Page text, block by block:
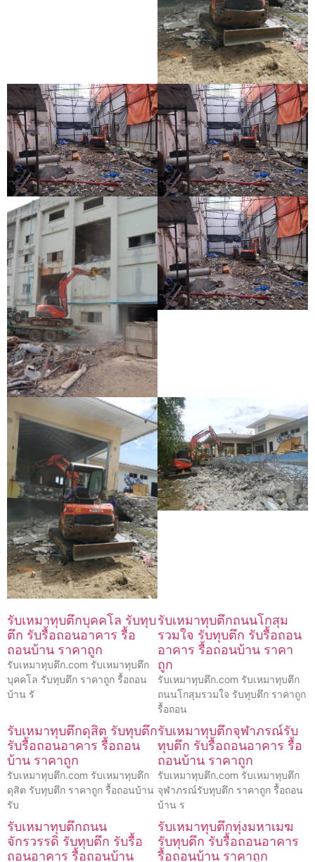
รับเหมาทุบตึกบุคคโล รับทุบ
ตึก รับรื้อถอนอาคาร รื้อ
ถอนบ้าน ราคาถูก
รับเหมาทุบตึก.com รับเหมาทุบตึก
บุคคโล รับทุบตึก ราคาถูก รื้อถอน
บ้าน รั
รับเหมาทุบตึกถนนโกสุม
รวมใจ รับทุบตึก รับรื้อถอน
อาคาร รื้อถอนบ้าน ราคา
ถูก
รับเหมาทุบตึก.com รับเหมาทุบตึก
ถนนโกสุมรวมใจ รับทุบตึก ราคาถูก
รื้อถอน
รับเหมาทุบตึกดุสิต รับทุบตึก
รับรื้อถอนอาคาร รื้อถอน
บ้าน ราคาถูก
รับเหมาทุบตึก.com รับเหมาทุบตึก
ดุสิต รับทุบตึก ราคาถูก รื้อถอนบ้าน
รับ
รับเหมาทุบตึกจุฬาภรณ์รับ
ทุบตึก รับรื้อถอนอาคาร รื้อ
ถอนบ้าน ราคาถูก
รับเหมาทุบตึก.com รับเหมาทุบตึก
จุฬาภรณ์รับทุบตึก ราคาถูก รื้อถอน
บ้าน ร
รับเหมาทุบตึกถนน
จักรวรรดิ รับทุบตึก รับรื้อ
ถอนอาคาร รื้อถอนบ้าน
รับเหมาทุบตึกทุ่งมหาเมฆ
รับทุบตึก รับรื้อถอนอาคาร
รื้อถอนบ้าน ราคาถูก